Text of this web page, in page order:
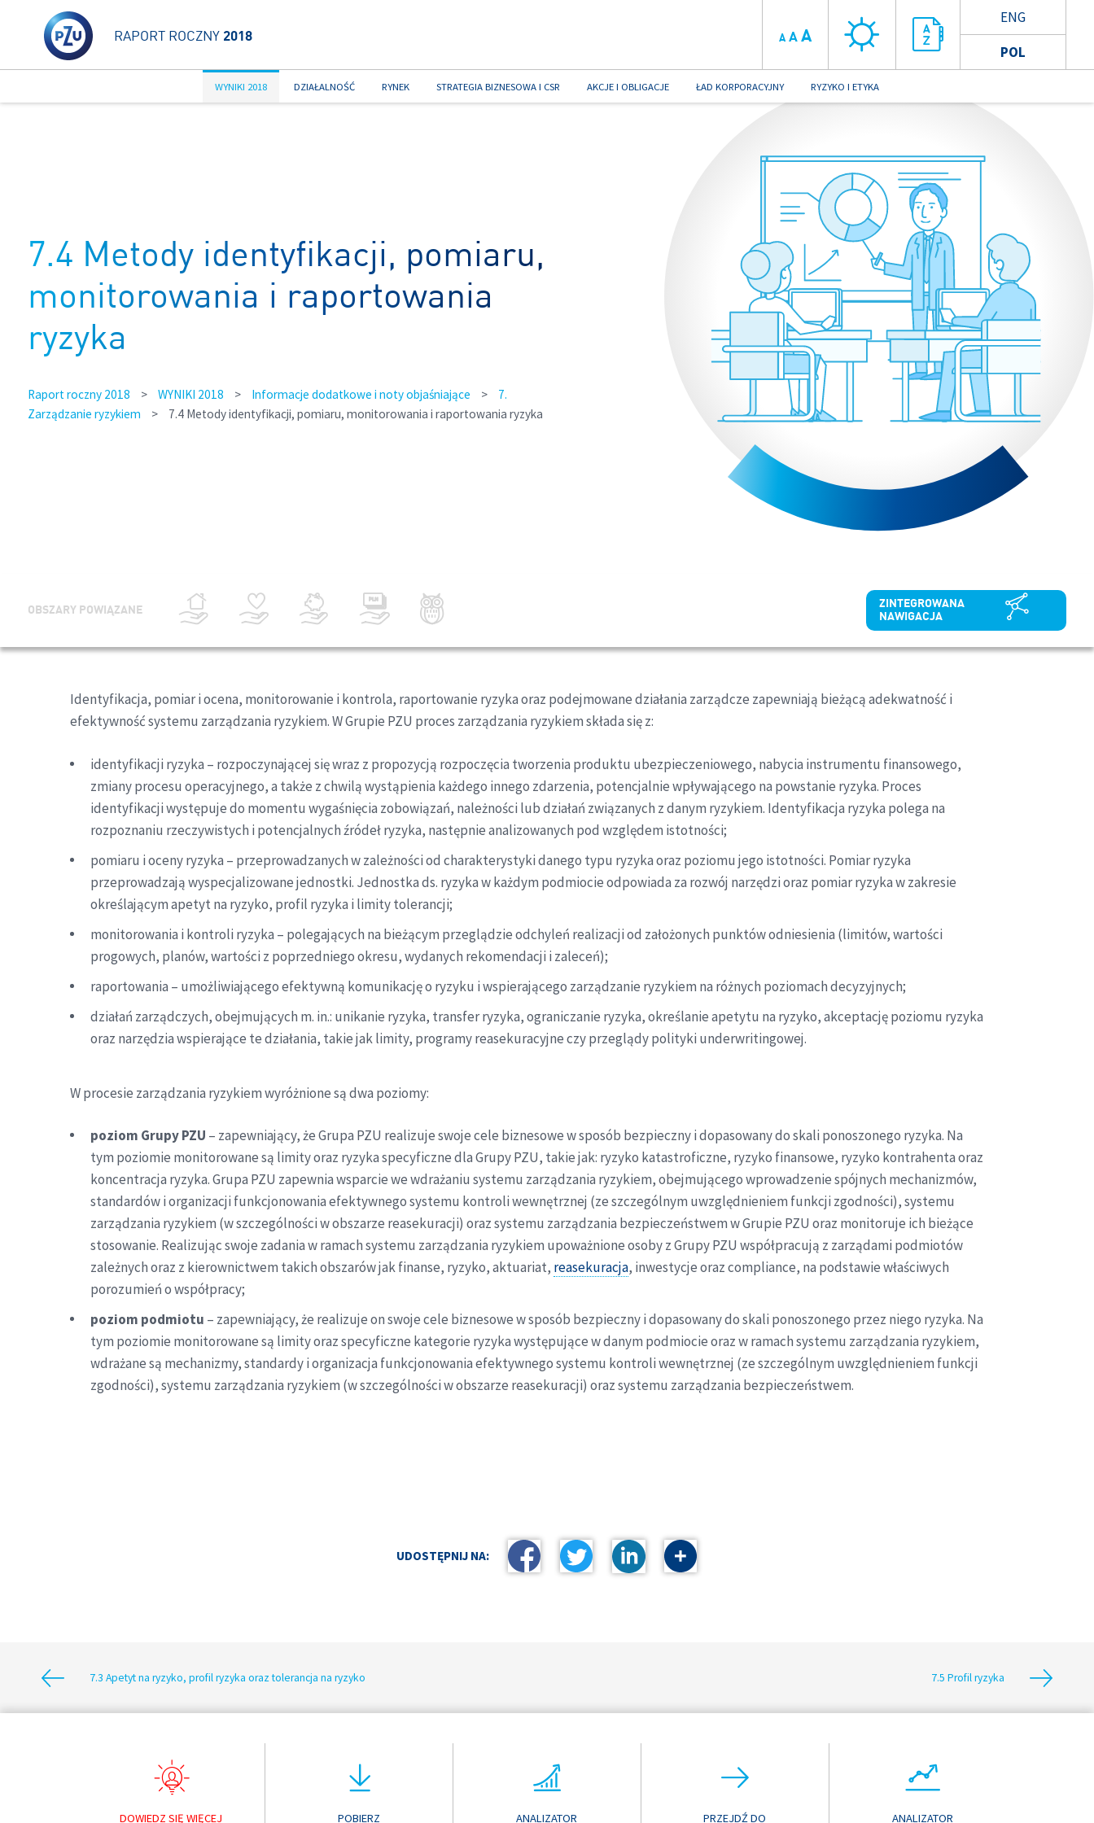
RAPORT ROCZNY 2018
ENG
POL
A A A
WYNIKI 2018 DZIAŁALNOŚĆ RYNEK STRATEGIA BIZNESOWA I CSR AKCJE I OBLIGACJE ŁAD KORPORACYJNY RYZYKO I ETYKA
7.4 Metody identyfikacji, pomiaru,
monitorowania i raportowania
ryzyka
Raport roczny 2018 > WYNIKI 2018 > Informacje dodatkowe i noty objaśniające >
7.
Zarządzanie ryzykiem
> 7.4 Metody identyfikacji, pomiaru, monitorowania i raportowania ryzyka
OBSZARY POWIĄZANE
ZINTEGROWANA
NAWIGACJA
Identyfikacja, pomiar i ocena, monitorowanie i kontrola, raportowanie ryzyka oraz podejmowane działania zarządcze zapewniają bieżącą adekwatność i
efektywność systemu zarządzania ryzykiem. W Grupie PZU proces zarządzania ryzykiem składa się z:
identyfikacji ryzyka – rozpoczynającej się wraz z propozycją rozpoczęcia tworzenia produktu ubezpieczeniowego, nabycia instrumentu finansowego,
zmiany procesu operacyjnego, a także z chwilą wystąpienia każdego innego zdarzenia, potencjalnie wpływającego na powstanie ryzyka. Proces
identyfikacji występuje do momentu wygaśnięcia zobowiązań, należności lub działań związanych z danym ryzykiem. Identyfikacja ryzyka polega na
rozpoznaniu rzeczywistych i potencjalnych źródeł ryzyka, następnie analizowanych pod względem istotności;
pomiaru i oceny ryzyka – przeprowadzanych w zależności od charakterystyki danego typu ryzyka oraz poziomu jego istotności. Pomiar ryzyka
przeprowadzają wyspecjalizowane jednostki. Jednostka ds. ryzyka w każdym podmiocie odpowiada za rozwój narzędzi oraz pomiar ryzyka w zakresie
określającym apetyt na ryzyko, profil ryzyka i limity tolerancji;
monitorowania i kontroli ryzyka – polegających na bieżącym przeglądzie odchyleń realizacji od założonych punktów odniesienia (limitów, wartości
progowych, planów, wartości z poprzedniego okresu, wydanych rekomendacji i zaleceń);
raportowania – umożliwiającego efektywną komunikację o ryzyku i wspierającego zarządzanie ryzykiem na różnych poziomach decyzyjnych;
działań zarządczych, obejmujących m. in.: unikanie ryzyka, transfer ryzyka, ograniczanie ryzyka, określanie apetytu na ryzyko, akceptację poziomu ryzyka
oraz narzędzia wspierające te działania, takie jak limity, programy reasekuracyjne czy przeglądy polityki underwritingowej.
W procesie zarządzania ryzykiem wyróżnione są dwa poziomy:
poziom Grupy PZU – zapewniający, że Grupa PZU realizuje swoje cele biznesowe w sposób bezpieczny i dopasowany do skali ponoszonego ryzyka. Na
tym poziomie monitorowane są limity oraz ryzyka specyficzne dla Grupy PZU, takie jak: ryzyko katastroficzne, ryzyko finansowe, ryzyko kontrahenta oraz
koncentracja ryzyka. Grupa PZU zapewnia wsparcie we wdrażaniu systemu zarządzania ryzykiem, obejmującego wprowadzenie spójnych mechanizmów,
standardów i organizacji funkcjonowania efektywnego systemu kontroli wewnętrznej (ze szczególnym uwzględnieniem funkcji zgodności), systemu
zarządzania ryzykiem (w szczególności w obszarze reasekuracji) oraz systemu zarządzania bezpieczeństwem w Grupie PZU oraz monitoruje ich bieżące
stosowanie. Realizując swoje zadania w ramach systemu zarządzania ryzykiem upoważnione osoby z Grupy PZU współpracują z zarządami podmiotów
zależnych oraz z kierownictwem takich obszarów jak finanse, ryzyko, aktuariat, reasekuracja, inwestycje oraz compliance, na podstawie właściwych
porozumień o współpracy;
poziom podmiotu – zapewniający, że realizuje on swoje cele biznesowe w sposób bezpieczny i dopasowany do skali ponoszonego przez niego ryzyka. Na
tym poziomie monitorowane są limity oraz specyficzne kategorie ryzyka występujące w danym podmiocie oraz w ramach systemu zarządzania ryzykiem,
wdrażane są mechanizmy, standardy i organizacja funkcjonowania efektywnego systemu kontroli wewnętrznej (ze szczególnym uwzględnieniem funkcji
zgodności), systemu zarządzania ryzykiem (w szczególności w obszarze reasekuracji) oraz systemu zarządzania bezpieczeństwem.
UDOSTĘPNIJ NA:
7.3 Apetyt na ryzyko, profil ryzyka oraz tolerancja na ryzyko 7.5 Profil ryzyka
DOWIEDZ SIĘ WIĘCEJ POBIERZ ANALIZATOR PRZEJDŹ DO ANALIZATOR